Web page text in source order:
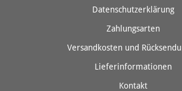
Datenschutzerklärung
Zahlungsarten
Versandkosten und
Lieferinformationen
Kontakt